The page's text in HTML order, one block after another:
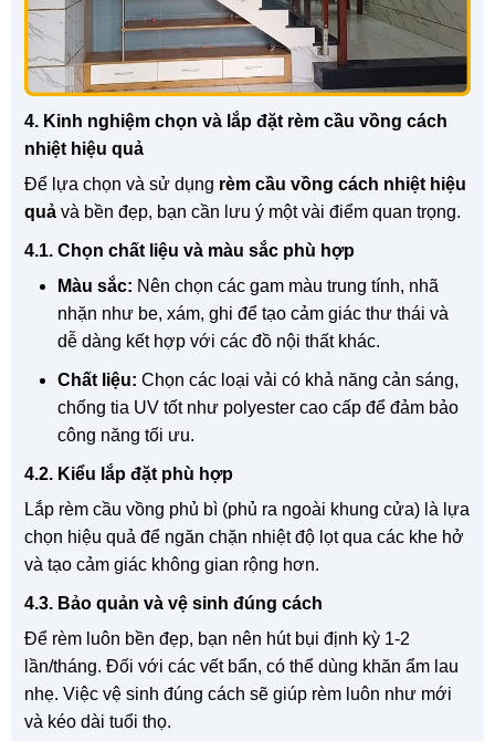
4. Kinh nghiệm chọn và lắp đặt rèm cầu vồng cách
nhiệt hiệu quả
Để lựa chọn và sử dụng rèm cầu vồng cách nhiệt hiệu
quả và bền đẹp, bạn cần lưu ý một vài điểm quan trọng.
4.1. Chọn chất liệu và màu sắc phù hợp
Màu sắc: Nên chọn các gam màu trung tính, nhã
nhặn như be, xám, ghi để tạo cảm giác thư thái và
dễ dàng kết hợp với các đồ nội thất khác.
Chất liệu: Chọn các loại vải có khả năng cản sáng,
chống tia UV tốt như polyester cao cấp để đảm bảo
công năng tối ưu.
4.2. Kiểu lắp đặt phù hợp
Lắp rèm cầu vồng phủ bì (phủ ra ngoài khung cửa) là lựa
chọn hiệu quả để ngăn chặn nhiệt độ lọt qua các khe hở
và tạo cảm giác không gian rộng hơn.
4.3. Bảo quản và vệ sinh đúng cách
Để rèm luôn bền đẹp, bạn nên hút bụi định kỳ 1-2
lần/tháng. Đối với các vết bẩn, có thể dùng khăn ẩm lau
nhẹ. Việc vệ sinh đúng cách sẽ giúp rèm luôn như mới
và kéo dài tuổi thọ.